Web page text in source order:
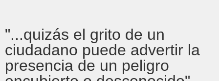
"...quizás el grito de un
ciudadano puede advertir la
presencia de un peligro